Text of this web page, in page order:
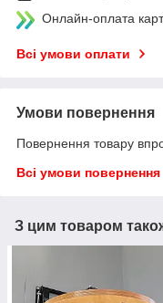
Онлайн-оплата
Всі умови оплати
Умови повернення
Повернення товару
Всі умови повернення
З цим товаром